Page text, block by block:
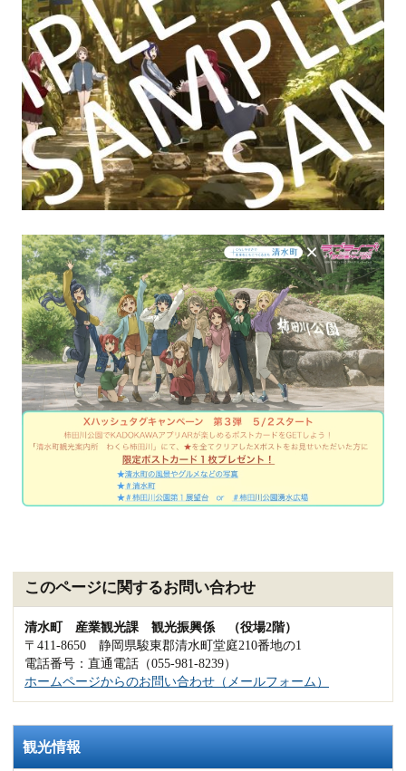
このページに関するお問い合わせ
清水町 産業観光課 観光振興係 （役場2階）
〒411-8650 静岡県駿東郡清水町堂庭210番地の1
電話番号：直通電話（055-981-8239）
ホームページからのお問い合わせ（メールフォーム）
観光情報